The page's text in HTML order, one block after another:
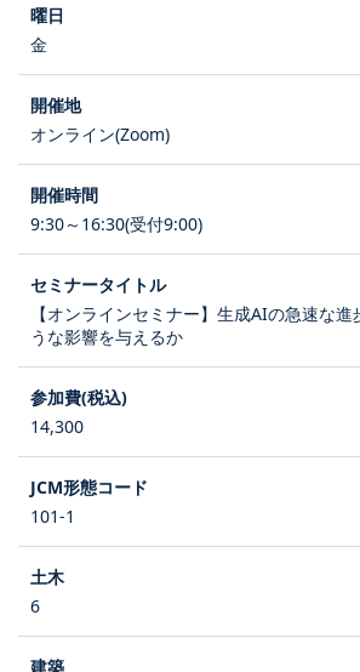
金
オンライン(Zoom)
9:30～16:30(受付9:00)
【オンラインセミナー】生成AIの急速な
うな影響を与えるか
14,300
101-1
6